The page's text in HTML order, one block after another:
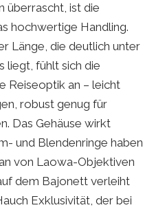
überrascht, ist die
hochwertige Handling.
Länge, die deutlich unter
liegt, fühlt sich die
Reiseoptik an – leicht
robust genug für
Das Gehäuse wirkt
und Blendenringe haben
von Laowa-Objektiven
dem Bajonett verleiht
Exklusivität, der bei